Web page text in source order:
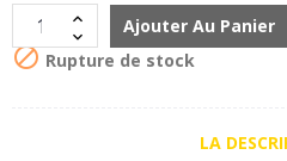
Ajouter Au Panier
 Rupture de stock
LA